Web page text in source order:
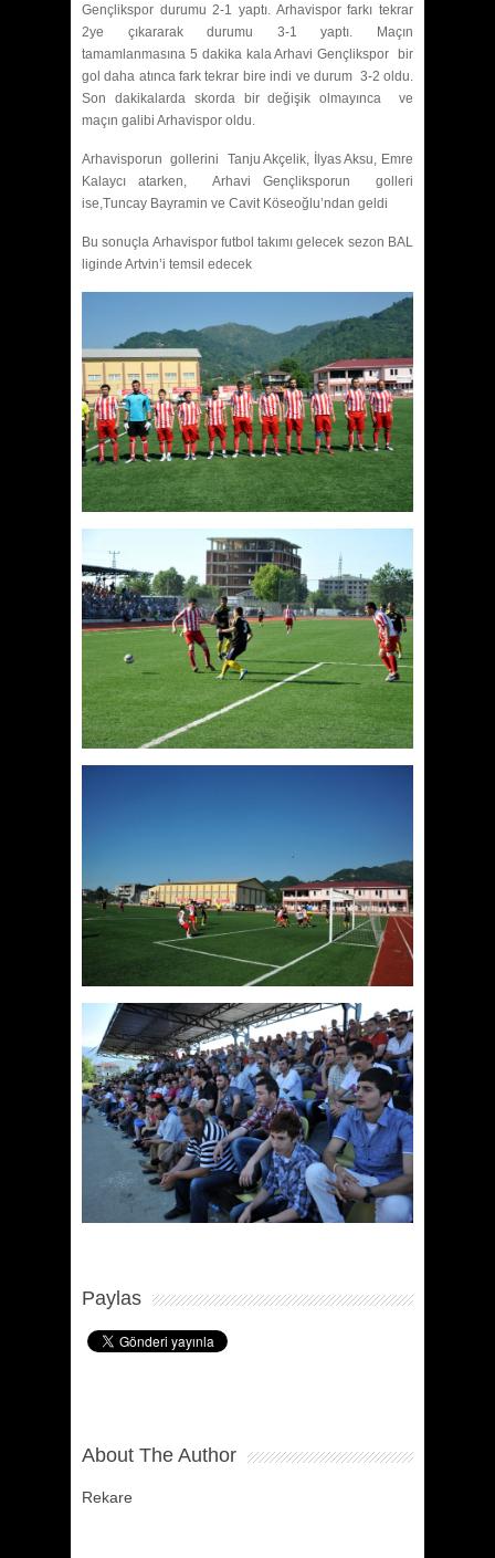
Gençlikspor durumu 2-1 yaptı. Arhavispor farkı tekrar
2ye çıkararak durumu 3-1 yaptı. Maçın
tamamlanmasına 5 dakika kala Arhavi Gençlikspor bir
gol daha atınca fark tekrar bire indi ve durum 3-2 oldu.
Son dakikalarda skorda bir değişik olmayınca ve
maçın galibi Arhavispor oldu.
Arhavisporun gollerini Tanju Akçelik, İlyas Aksu, Emre
Kalaycı atarken, Arhavi Gençliksporun golleri
ise,Tuncay Bayramin ve Cavit Köseoğlu’ndan geldi
Bu sonuçla Arhavispor futbol takımı gelecek sezon BAL
liginde Artvin’i temsil edecek
Paylas
About The Author
Rekare